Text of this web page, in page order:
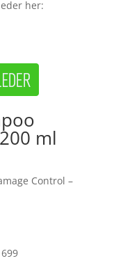
her:
ml
Control –